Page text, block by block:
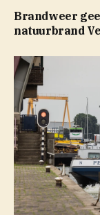
Brandweer
natuurbrand